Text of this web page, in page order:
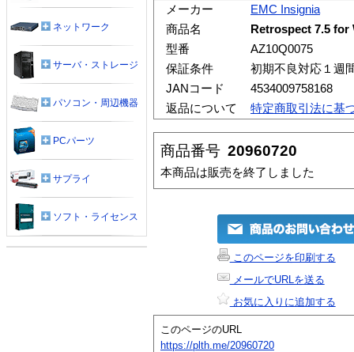
メーカー
EMC Insignia
商品名
Retrospect 7.5
型番
AZ10Q0075
保証条件
初期不良対応１週
JANコード
4534009758168
返品について
特定商取引法に基
商品番号 20960720
本商品は販売を終了しました
このページを印刷する
メールでURLを送る
お気に入りに追加する
このページのURL
https://plth.me/20960720
ネットワーク
サーバ・ストレージ
パソコン・周辺機器
PCパーツ
サプライ
ソフト・ライセンス